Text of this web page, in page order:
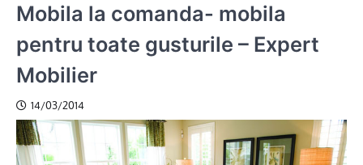
Mobila la comanda- mobila
pentru toate gusturile – Expert
Mobilier
14/03/2014